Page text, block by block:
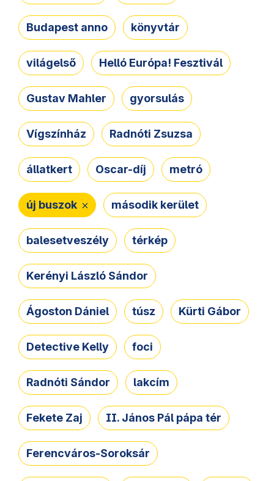
Budapest anno könyvtár
világelső Helló Európa! Fesztivál
Gustav Mahler gyorsulás
Vígszínház Radnóti Zsuzsa
állatkert Oscar-díj metró
új buszok második kerület
balesetveszély térkép
Kerényi László Sándor
Ágoston Dániel túsz Kürti Gábor
Detective Kelly foci
Radnóti Sándor lakcím
Fekete Zaj II. János Pál pápa tér
Ferencváros-Soroksár